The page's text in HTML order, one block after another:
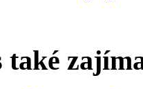
také